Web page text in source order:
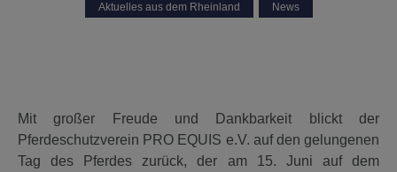
Aktuelles aus dem Rheinland News
Mit großer Freude und Dankbarkeit blickt der
Pferdeschutzverein PRO EQUIS e.V. auf den gelungenen
Tag des Pferdes zurück, der am 15. Juni auf dem